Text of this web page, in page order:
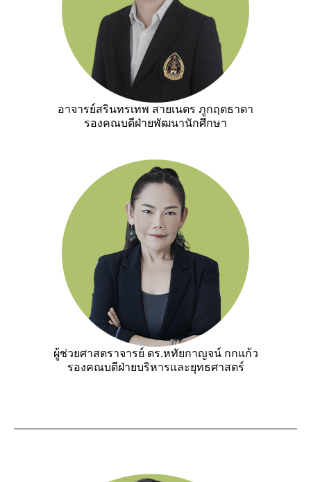
อาจารย์สรินทรเทพ สายเนตร ภูกฤตธาดา
รองคณบดีฝ่ายพัฒนานักศึกษา
ผู้ช่วยศาสตราจารย์ ดร.หทัยกาญจน์ กกแก้ว
รองคณบดีฝ่ายบริหารและยุทธศาสตร์